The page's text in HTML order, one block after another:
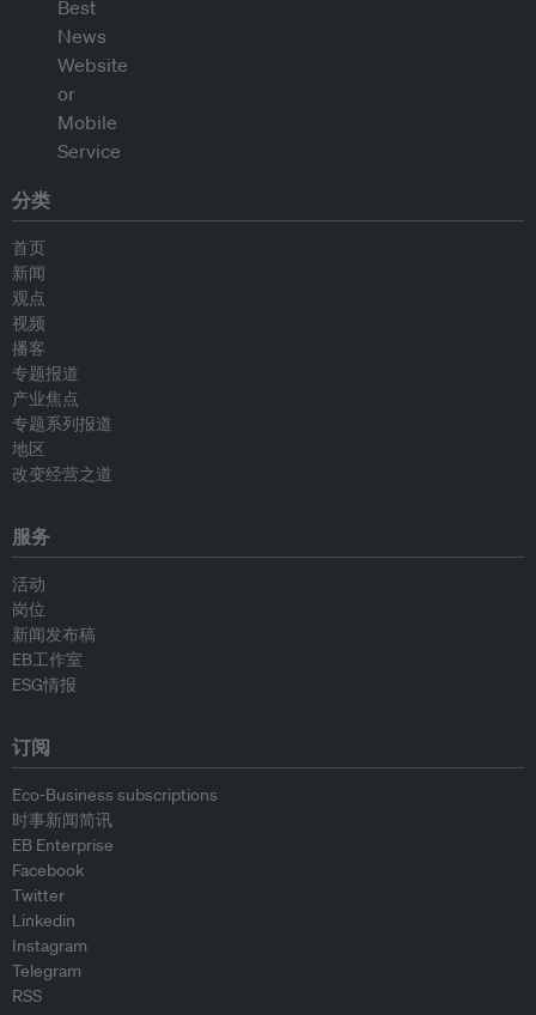
分类
首页
新闻
观点
视频
播客
专题报道
产业焦点
专题系列报道
地区
改变经营之道
服务
活动
岗位
新闻发布稿
EB工作室
ESG情报
订阅
Eco-Business subscriptions
时事新闻简讯
EB Enterprise
Facebook
Twitter
Linkedin
Instagram
Telegram
RSS